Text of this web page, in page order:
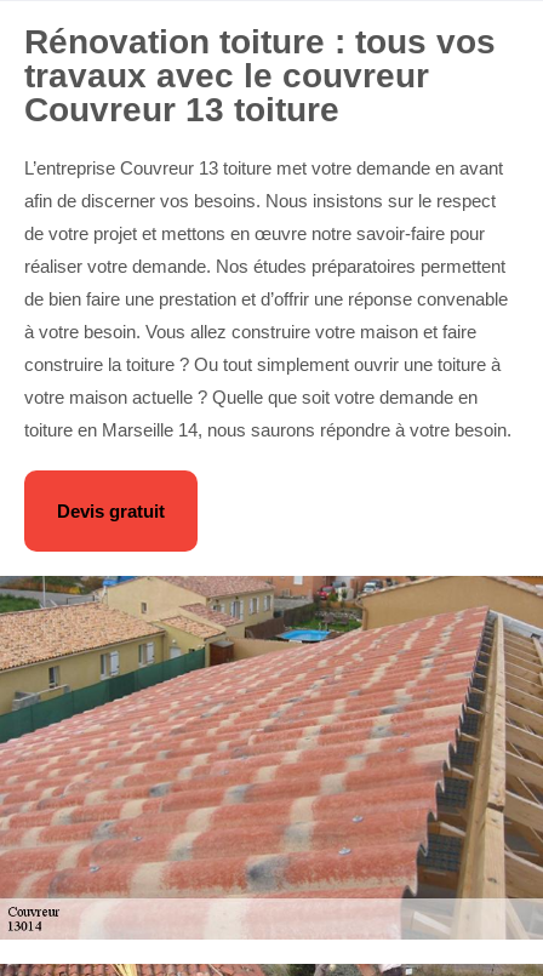
Rénovation toiture : tous vos
travaux avec le couvreur
Couvreur 13 toiture
L’entreprise Couvreur 13 toiture met votre demande en avant
afin de discerner vos besoins. Nous insistons sur le respect
de votre projet et mettons en œuvre notre savoir-faire pour
réaliser votre demande. Nos études préparatoires permettent
de bien faire une prestation et d’offrir une réponse convenable
à votre besoin. Vous allez construire votre maison et faire
construire la toiture ? Ou tout simplement ouvrir une toiture à
votre maison actuelle ? Quelle que soit votre demande en
toiture en Marseille 14, nous saurons répondre à votre besoin.
Devis gratuit